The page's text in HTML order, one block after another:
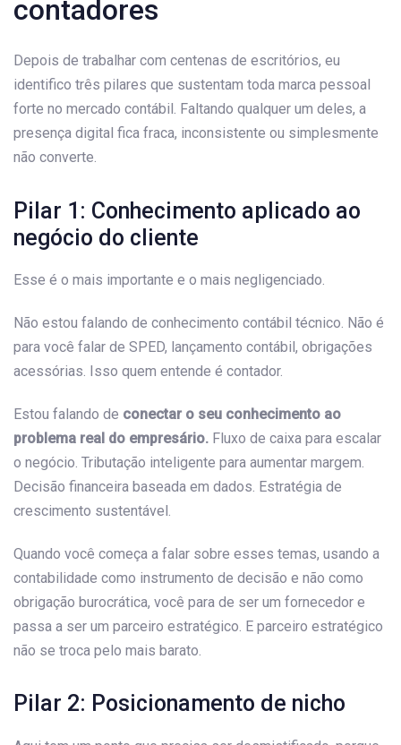
contadores
Depois de trabalhar com centenas de escritórios, eu
identifico três pilares que sustentam toda marca pessoal
forte no mercado contábil. Faltando qualquer um deles, a
presença digital fica fraca, inconsistente ou simplesmente
não converte.
Pilar 1: Conhecimento aplicado ao
negócio do cliente
Esse é o mais importante e o mais negligenciado.
Não estou falando de conhecimento contábil técnico. Não é
para você falar de SPED, lançamento contábil, obrigações
acessórias. Isso quem entende é contador.
Estou falando de conectar o seu conhecimento ao
problema real do empresário. Fluxo de caixa para escalar
o negócio. Tributação inteligente para aumentar margem.
Decisão financeira baseada em dados. Estratégia de
crescimento sustentável.
Quando você começa a falar sobre esses temas, usando a
contabilidade como instrumento de decisão e não como
obrigação burocrática, você para de ser um fornecedor e
passa a ser um parceiro estratégico. E parceiro estratégico
não se troca pelo mais barato.
Pilar 2: Posicionamento de nicho